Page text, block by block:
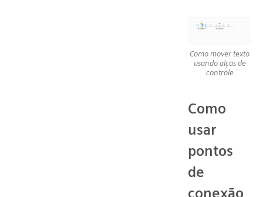
Como mover texto
usando alças de
controle
Como
usar
pontos
de
conexão